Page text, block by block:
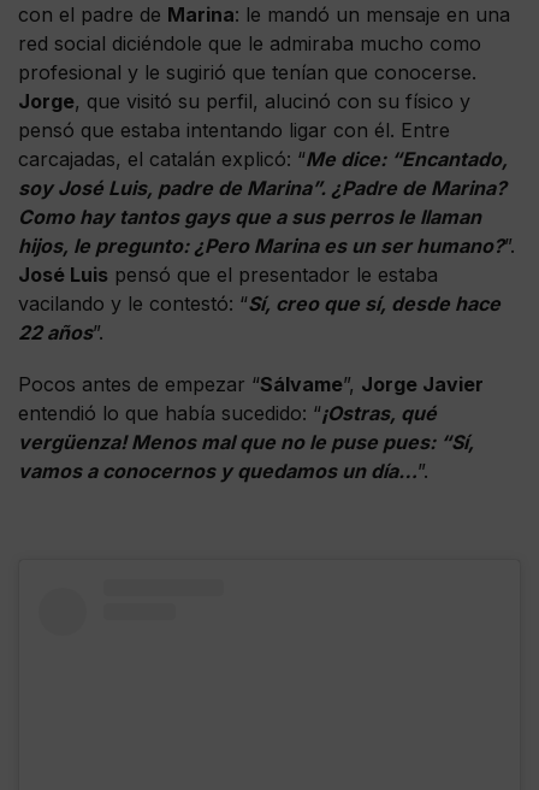
con el padre de Marina: le mandó un mensaje en una
red social diciéndole que le admiraba mucho como
profesional y le sugirió que tenían que conocerse.
Jorge, que visitó su perfil, alucinó con su físico y
pensó que estaba intentando ligar con él. Entre
carcajadas, el catalán explicó: “Me dice: “Encantado,
soy José Luis, padre de Marina”. ¿Padre de Marina?
Como hay tantos gays que a sus perros le llaman
hijos, le pregunto: ¿Pero Marina es un ser humano?”.
José Luis pensó que el presentador le estaba
vacilando y le contestó: “Sí, creo que sí, desde hace
22 años”.
Pocos antes de empezar “Sálvame”, Jorge Javier
entendió lo que había sucedido: “¡Ostras, qué
vergüenza! Menos mal que no le puse pues: “Sí,
vamos a conocernos y quedamos un día…”.